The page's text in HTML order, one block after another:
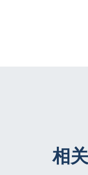
相